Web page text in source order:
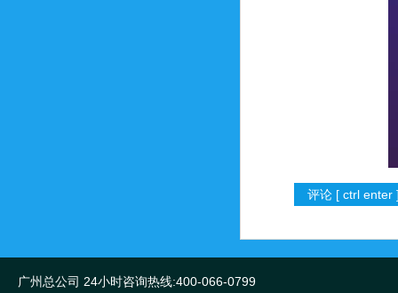
广州总公司 24小时咨询热线:400-066-0799